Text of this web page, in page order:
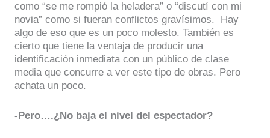
como “se me rompió la heladera” o “discutí con mi
novia” como si fueran conflictos gravísimos. Hay
algo de eso que es un poco molesto. También es
cierto que tiene la ventaja de producir una
identificación inmediata con un público de clase
media que concurre a ver este tipo de obras. Pero
achata un poco.
-Pero….¿No baja el nivel del espectador?